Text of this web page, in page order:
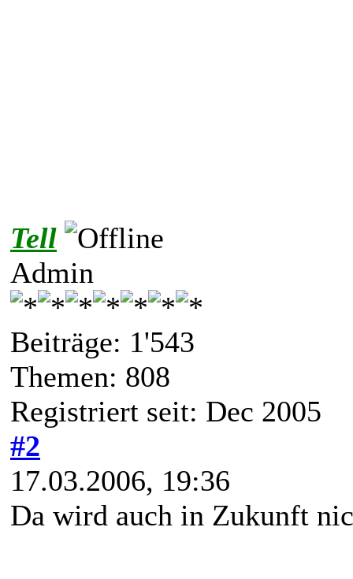
Tell
Admin
Beiträge: 1'543
Themen: 808
Registriert seit: Dec 2005
#2
17.03.2006, 19:36
Da wird auch in Zukunft